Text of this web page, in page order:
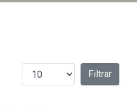
Cantidad a mostrarFiltrar